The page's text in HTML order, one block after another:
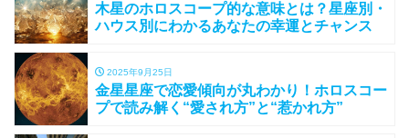
木星のホロスコープ的な意味とは？星座別・
ハウス別にわかるあなたの幸運とチャンス
2025年9月25日
金星星座で恋愛傾向が丸わかり！ホロスコー
プで読み解く“愛され方”と“惹かれ方”